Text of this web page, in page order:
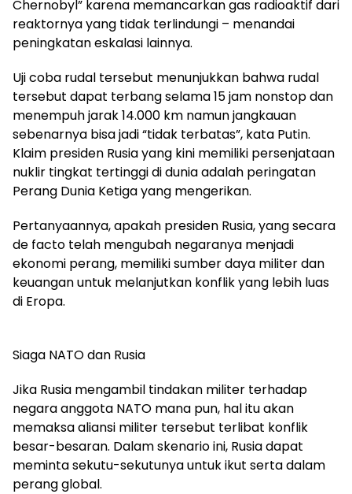
Chernobyl” karena memancarkan gas radioaktif dari
reaktornya yang tidak terlindungi – menandai
peningkatan eskalasi lainnya.
Uji coba rudal tersebut menunjukkan bahwa rudal
tersebut dapat terbang selama 15 jam nonstop dan
menempuh jarak 14.000 km namun jangkauan
sebenarnya bisa jadi “tidak terbatas”, kata Putin.
Klaim presiden Rusia yang kini memiliki persenjataan
nuklir tingkat tertinggi di dunia adalah peringatan
Perang Dunia Ketiga yang mengerikan.
Pertanyaannya, apakah presiden Rusia, yang secara
de facto telah mengubah negaranya menjadi
ekonomi perang, memiliki sumber daya militer dan
keuangan untuk melanjutkan konflik yang lebih luas
di Eropa.
Siaga NATO dan Rusia
Jika Rusia mengambil tindakan militer terhadap
negara anggota NATO mana pun, hal itu akan
memaksa aliansi militer tersebut terlibat konflik
besar-besaran. Dalam skenario ini, Rusia dapat
meminta sekutu-sekutunya untuk ikut serta dalam
perang global.